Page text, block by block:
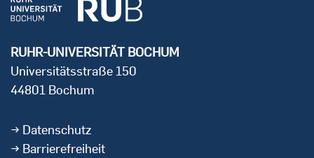
RUHR-UNIVERSITÄT BOCHUM
Universitätsstraße 150
44801 Bochum
Datenschutz
Barrierefreiheit